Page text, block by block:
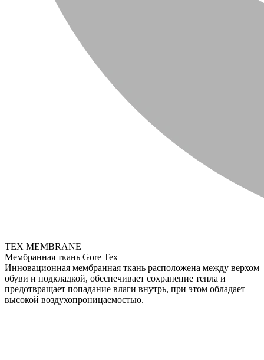
TEX MEMBRANE
Мембранная ткань Gore Tex
Инновационная мембранная ткань расположена между верхом
обуви и подкладкой, обеспечивает сохранение тепла и
предотвращает попадание влаги внутрь, при этом обладает
высокой воздухопроницаемостью.